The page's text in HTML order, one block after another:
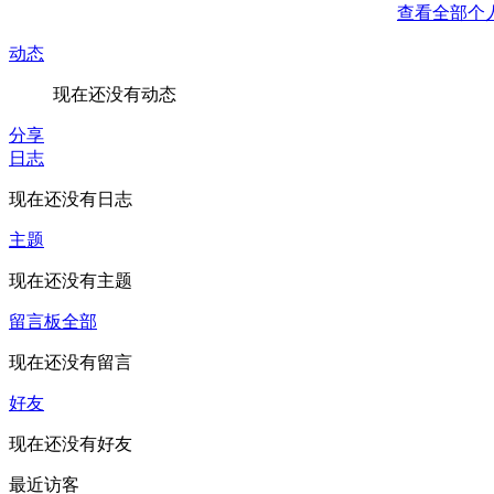
查看全部个
动态
现在还没有动态
分享
日志
现在还没有日志
主题
现在还没有主题
留言板全部
现在还没有留言
好友
现在还没有好友
最近访客